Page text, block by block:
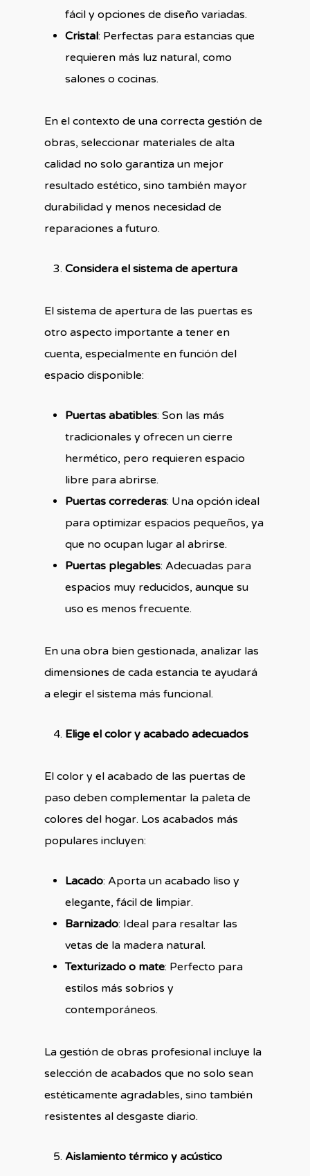
fácil y opciones de diseño variadas.
Cristal: Perfectas para estancias que
requieren más luz natural, como
salones o cocinas.
En el contexto de una correcta gestión de
obras, seleccionar materiales de alta
calidad no solo garantiza un mejor
resultado estético, sino también mayor
durabilidad y menos necesidad de
reparaciones a futuro.
Considera el sistema de apertura
El sistema de apertura de las puertas es
otro aspecto importante a tener en
cuenta, especialmente en función del
espacio disponible:
Puertas abatibles: Son las más
tradicionales y ofrecen un cierre
hermético, pero requieren espacio
libre para abrirse.
Puertas correderas: Una opción ideal
para optimizar espacios pequeños, ya
que no ocupan lugar al abrirse.
Puertas plegables: Adecuadas para
espacios muy reducidos, aunque su
uso es menos frecuente.
En una obra bien gestionada, analizar las
dimensiones de cada estancia te ayudará
a elegir el sistema más funcional.
Elige el color y acabado adecuados
El color y el acabado de las puertas de
paso deben complementar la paleta de
colores del hogar. Los acabados más
populares incluyen:
Lacado: Aporta un acabado liso y
elegante, fácil de limpiar.
Barnizado: Ideal para resaltar las
vetas de la madera natural.
Texturizado o mate: Perfecto para
estilos más sobrios y
contemporáneos.
La gestión de obras profesional incluye la
selección de acabados que no solo sean
estéticamente agradables, sino también
resistentes al desgaste diario.
Aislamiento térmico y acústico